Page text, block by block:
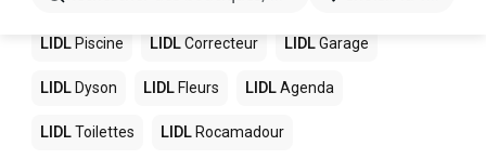
LIDL
LIDL Piscine LIDLCorrecteur LIDLGarage
LIDL Dyson LIDL Fleurs LIDLAgenda
LIDLToilettes LIDL Rocamadour